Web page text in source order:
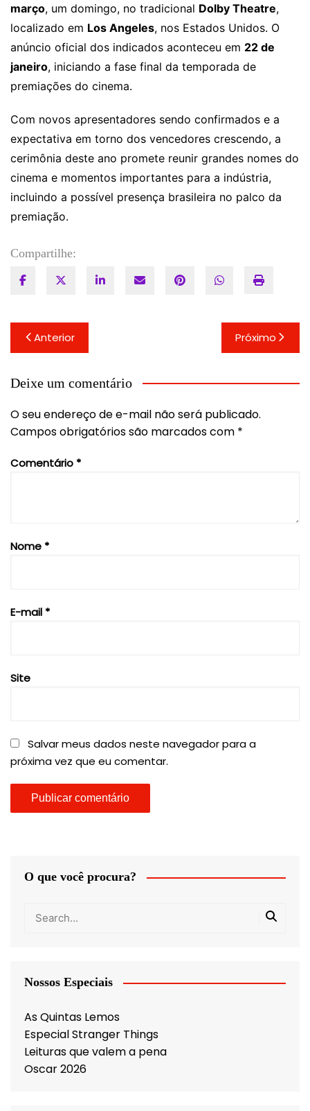
março, um domingo, no tradicional Dolby Theatre,
localizado em Los Angeles, nos Estados Unidos. O
anúncio oficial dos indicados aconteceu em 22 de
janeiro, iniciando a fase final da temporada de
premiações do cinema.
Com novos apresentadores sendo confirmados e a
expectativa em torno dos vencedores crescendo, a
cerimônia deste ano promete reunir grandes nomes do
cinema e momentos importantes para a indústria,
incluindo a possível presença brasileira no palco da
premiação.
Compartilhe:
Navegação
de
Post
Anterior Próximo
Deixe um comentário
O seu endereço de e-mail não será publicado.
Campos obrigatórios são marcados com *
Comentário *
Nome *
E-mail *
Site
Salvar meus dados neste navegador para a
próxima vez que eu comentar.
O que você procura?
Nossos Especiais
As Quintas Lemos
Especial Stranger Things
Leituras que valem a pena
Oscar 2026